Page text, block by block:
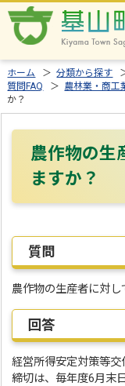
ホーム ＞分類から探す
質問FAQ
＞ 農林業・商工
か？
農作物の生
ますか？
質問
農作物の生産者に対し
回答
経営所得安定対策等
締切は、毎年度6月末